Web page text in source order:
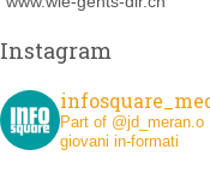
Instagram
Part of @jd_meran.o
giovani in-formati